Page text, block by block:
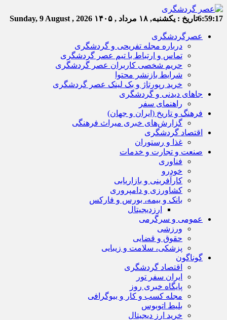
6:59:18تاریخ : یکشنبه, ۱۸ مرداد , ۱۴۰۵ Sunday, 9 August , 2026
عصرگردشگری
درباره مجله تفریحی و گردشگری
تماس و ارتباط با تیم عصر گردشگری
حریم شخصی کاربران عصر گردشگری
شرایط بازنشر محتوا
خرید رپورتاژ و بک لینک عصر گردشگری
جاهای دیدنی و گردشگری
راهنمای سفر
فرهنگ و تاریخ (ایران و جهان)
گزارش‌های خبری میراث فرهنگی
اقتصاد گردشگری
غذا و رستوران
صنعت و تجارت و خدمات
فناوری
خودرو
کارآفرینی و بازاریابی
کشاورزی و دامپروری
بانک و بیمه، بورس و فارکس
ارزدیجیتال
عمومی و سرگرمی
ورزشی
حقوق و قضایی
پزشکی، سلامت و زیبایی
گوناگون
اقتصاد گردشگری
ایران سفر تور
پایگاه خبری روز
مجله کسب و کار و بیوگرافی
بلیط اتوبوس
خرید ارز دیجیتال